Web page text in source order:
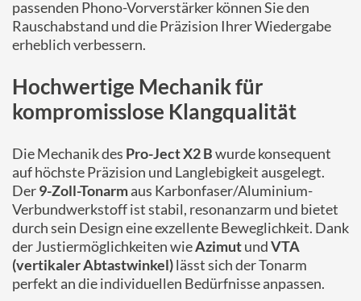
passenden Phono-Vorverstärker können Sie den
Rauschabstand und die Präzision Ihrer Wiedergabe
erheblich verbessern.
Hochwertige Mechanik für
kompromisslose Klangqualität
Die Mechanik des Pro-Ject X2 Bwurde konsequent
auf höchste Präzision und Langlebigkeit ausgelegt.
Der9-Zoll-Tonarmaus Karbonfaser/Aluminium-
Verbundwerkstoff ist stabil, resonanzarm und bietet
durch sein Design eine exzellente Beweglichkeit. Dank
der Justiermöglichkeiten wieAzimutundVTA
(vertikaler Abtastwinkel)lässt sich der Tonarm
perfekt an die individuellen Bedürfnisse anpassen.